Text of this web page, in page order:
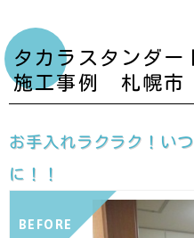
タカラスタンダー
施工事例 札幌市
お手入れラクラク！い
に！！
BEFORE